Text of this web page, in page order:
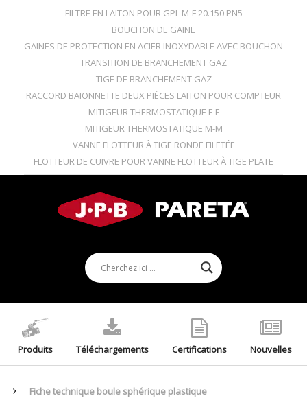
FILTRE EN LAITON POUR GPL M-F 20.150 PN5
BOUCHON DE GAINE
GAINES DE PROTECTION EN ACIER INOXYDABLE AVEC BOUCHON
TRANSITION DE BRANCHEMENT GAZ
TIGE DE BRANCHEMENT GAZ
RACCORD BAÏONNETTE DEUX PIÈCES LAITON POUR COMPTEUR
MITIGEUR THERMOSTATIQUE F-F
MITIGEUR THERMOSTATIQUE M-M
VANNE FLOTTEUR À TIGE RONDE FILETÉE
FLOTTEUR DE CUIVRE POUR VANNE FLOTTEUR À TIGE PLATE
Produits Téléchargements Certifications Nouvelles
Fiche technique boule sphérique plastique